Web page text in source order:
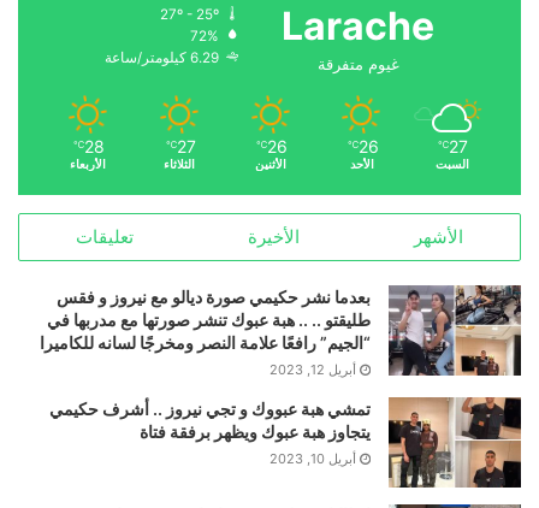
Larache
غيوم متفرقة
72%
6.29 كيلومتر/ساعة
27
℃
السبت
26
℃
الأحد
26
℃
الأثنين
27
℃
الثلاثاء
28
℃
الأربعاء
الأشهر الأخيرة تعليقات
بعدما نشر حكيمي صورة ديالو مع نيروز و فقس
طليقتو .. .. هبة عبوك تنشر صورتها مع مدربها في
“الجيم” رافعًا علامة النصر ومخرجًا لسانه للكاميرا
أبريل 12, 2023
تمشي هبة عبووك و تجي نيروز .. أشرف حكيمي
يتجاوز هبة عبوك ويظهر برفقة فتاة
أبريل 10, 2023